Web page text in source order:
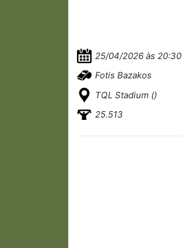
25/04/2026 às 20:30
Fotis Bazakos
TQL Stadium ()
25.513